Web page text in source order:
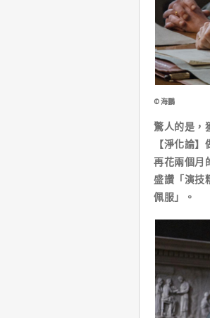
©海鵬
驚人的是，
【淨化論
再花兩個月
盛讚「演技
佩服」。